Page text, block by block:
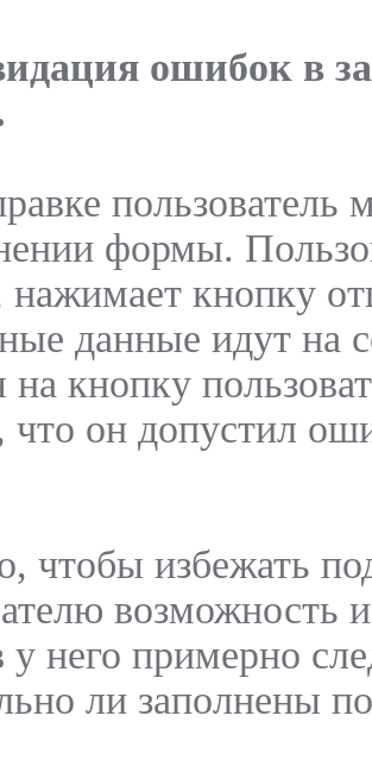
ошибок в
пользователь
формы.
нажимает кнопку
данные идут на
на кнопку
что он допустил
чтобы избежать
возможность
у него примерно
ли заполнены